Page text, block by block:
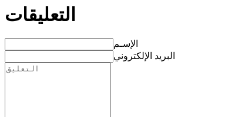
التعليقات
الإسـم
البريد الإلكتروني